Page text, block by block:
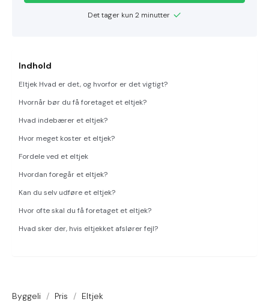
Byggeli / Pris / Eltjek
Det tager kun 2 minutter
Indhold
Eltjek Hvad er det, og hvorfor er det vigtigt?
Hvornår bør du få foretaget et eltjek?
Hvad indebærer et eltjek?
Hvor meget koster et eltjek?
Fordele ved et eltjek
Hvordan foregår et eltjek?
Kan du selv udføre et eltjek?
Hvor ofte skal du få foretaget et eltjek?
Hvad sker der, hvis eltjekket afslører fejl?